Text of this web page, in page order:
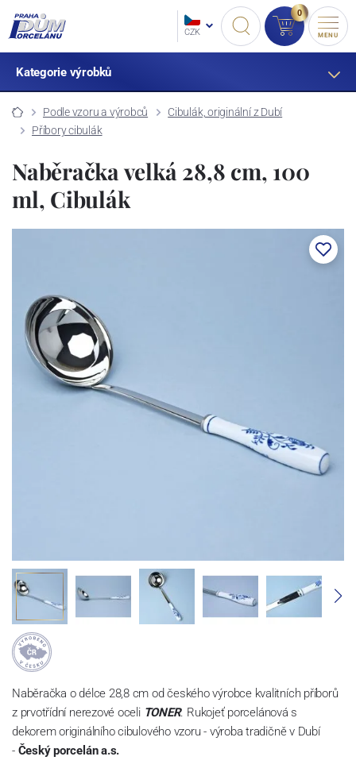
CZK
0
MENU
Kategorie výrobků
Podle vzoru a výrobců
Cibulák, originální z Dubí
Příbory cibulák
Naběračka velká 28,8 cm, 100
ml, Cibulák
Naběračka o délce 28,8 cm od českého výrobce kvalitních příborů
z prvotřídní nerezové oceli TONER. Rukojeť porcelánová s
dekorem originálního cibulového vzoru - výroba tradičně v Dubí
- Český porcelán a.s.